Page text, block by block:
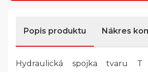
Popis produktu Nákres
Hydraulická spojka tvaru T